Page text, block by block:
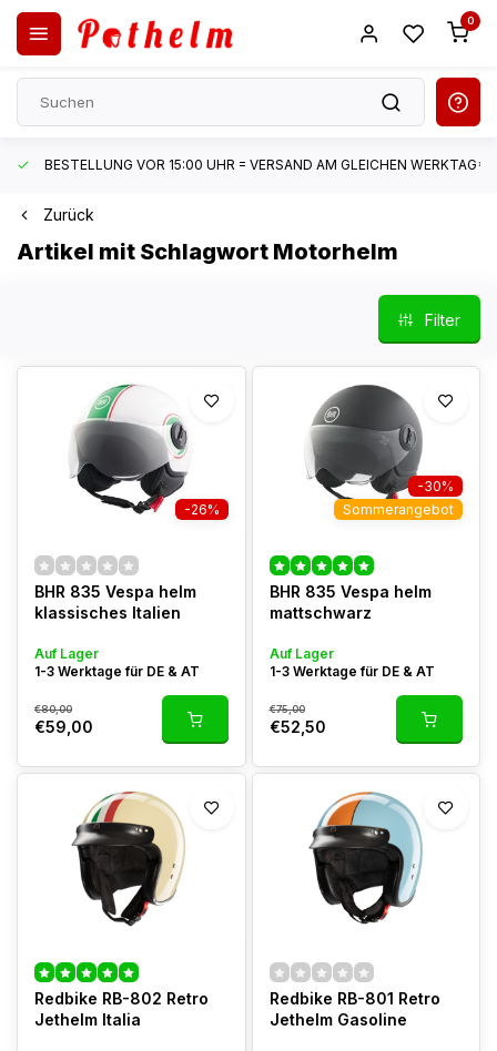
0
BESTELLUNG VOR 15:00 UHR = VERSAND AM GLEICHEN WERKTAG*
Zurück
Artikel mit Schlagwort Motorhelm
Filter
-26%
BHR 835 Vespa helm
klassisches Italien
Auf Lager
1-3 Werktage für DE & AT
€80,00
€59,00
-30%
Sommerangebot
BHR 835 Vespa helm
mattschwarz
Auf Lager
1-3 Werktage für DE & AT
€75,00
€52,50
Redbike RB-802 Retro
Jethelm Italia
Redbike RB-801 Retro
Jethelm Gasoline